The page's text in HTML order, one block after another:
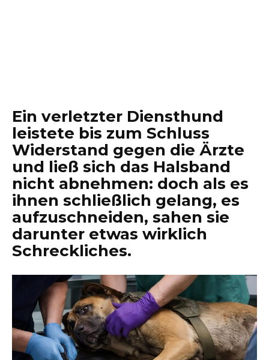
Ein verletzter Diensthund
leistete bis zum Schluss
Widerstand gegen die Ärzte
und ließ sich das Halsband
nicht abnehmen: doch als es
ihnen schließlich gelang, es
aufzuschneiden, sahen sie
darunter etwas wirklich
Schreckliches.